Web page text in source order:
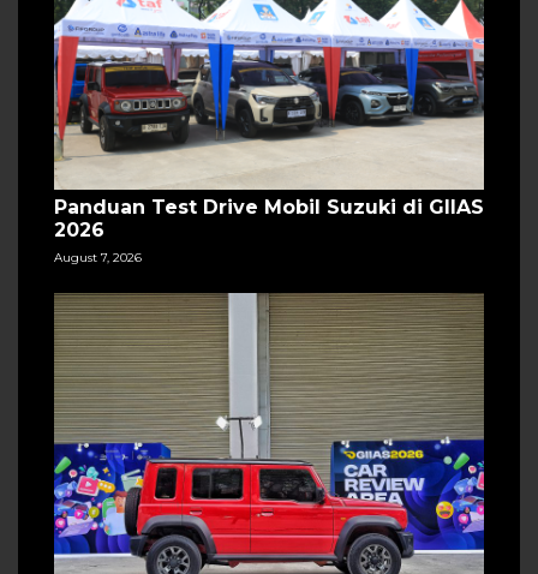
Panduan Test Drive Mobil Suzuki di GIIAS
2026
August 7, 2026